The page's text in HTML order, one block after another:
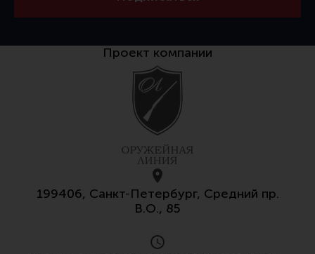
Проект компании
199406, Санкт-Петербург, Средний пр.
В.О., 85